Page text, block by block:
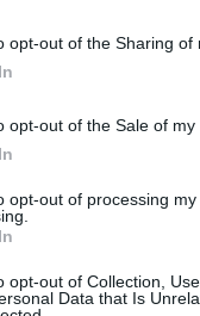
opt-out of the Sharing of
opt-out of the Sale of my
opt-out of processing
opt-out of Collection,
Data that Is
benzinu, grynu